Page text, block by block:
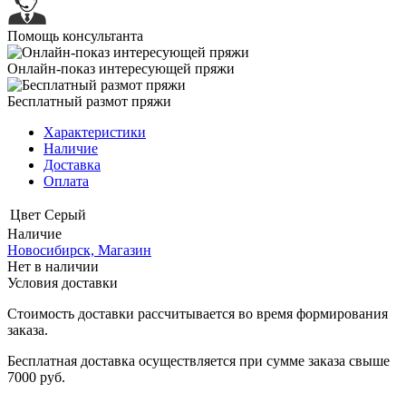
Помощь консультанта
Онлайн-показ интересующей пряжи
Бесплатный размот пряжи
Характеристики
Наличие
Доставка
Оплата
Цвет Серый
Наличие
Новосибирск, Магазин
Нет в наличии
Условия доставки
Стоимость доставки рассчитывается во время формирования
заказа.
Бесплатная доставка осуществляется при сумме заказа свыше
7000 руб.